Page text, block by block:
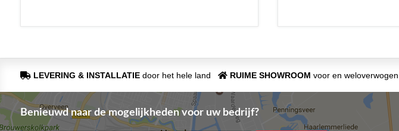
LEVERING & INSTALLATIEdoor het hele land RUIME SHOWROOM voor en weloverwogen
Benieuwd naar de mogelijkheden voor uw bedrijf?